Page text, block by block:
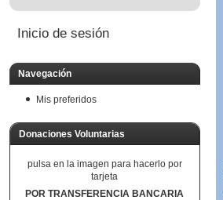
Inicio de sesión
Navegación
Mis preferidos
Donaciones Voluntarias
pulsa en la imagen para hacerlo por
tarjeta
POR TRANSFERENCIA BANCARIA